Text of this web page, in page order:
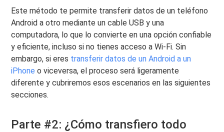
Este método te permite transferir datos de un teléfono
Android a otro mediante un cable USB y una
computadora, lo que lo convierte en una opción confiable
y eficiente, incluso si no tienes acceso a Wi-Fi. Sin
embargo, si eres transferir datos de un Android a un
iPhone o viceversa, el proceso será ligeramente
diferente y cubriremos esos escenarios en las siguientes
secciones.
Parte #2: ¿Cómo transfiero todo